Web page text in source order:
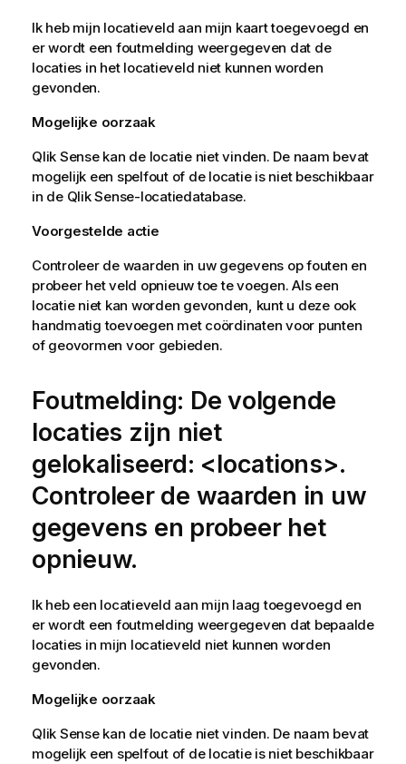
Ik heb mijn locatieveld aan mijn kaart toegevoegd en
er wordt een foutmelding weergegeven dat de
locaties in het locatieveld niet kunnen worden
gevonden.
Mogelijke oorzaak
Qlik Sensekan de locatie niet vinden. De naam bevat
mogelijk een spelfout of de locatie is niet beschikbaar
in de Qlik Sense-locatiedatabase.
Voorgestelde actie
Controleer de waarden in uw gegevens op fouten en
probeer het veld opnieuw toe te voegen. Als een
locatie niet kan worden gevonden, kunt u deze ook
handmatig toevoegen met coördinaten voor punten
of geovormen voor gebieden.
Foutmelding: De volgende
locaties zijn niet
gelokaliseerd: <locations>.
Controleer de waarden in uw
gegevens en probeer het
opnieuw.
Ik heb een locatieveld aan mijn laag toegevoegd en
er wordt een foutmelding weergegeven dat bepaalde
locaties in mijn locatieveld niet kunnen worden
gevonden.
Mogelijke oorzaak
Qlik Sensekan de locatie niet vinden. De naam bevat
mogelijk een spelfout of de locatie is niet beschikbaar